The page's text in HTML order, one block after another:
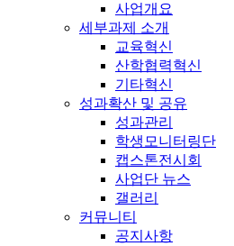
사업개요
세부과제 소개
교육혁신
산학협력혁신
기타혁신
성과확산 및 공유
성과관리
학생모니터링단
캡스톤전시회
사업단 뉴스
갤러리
커뮤니티
공지사항